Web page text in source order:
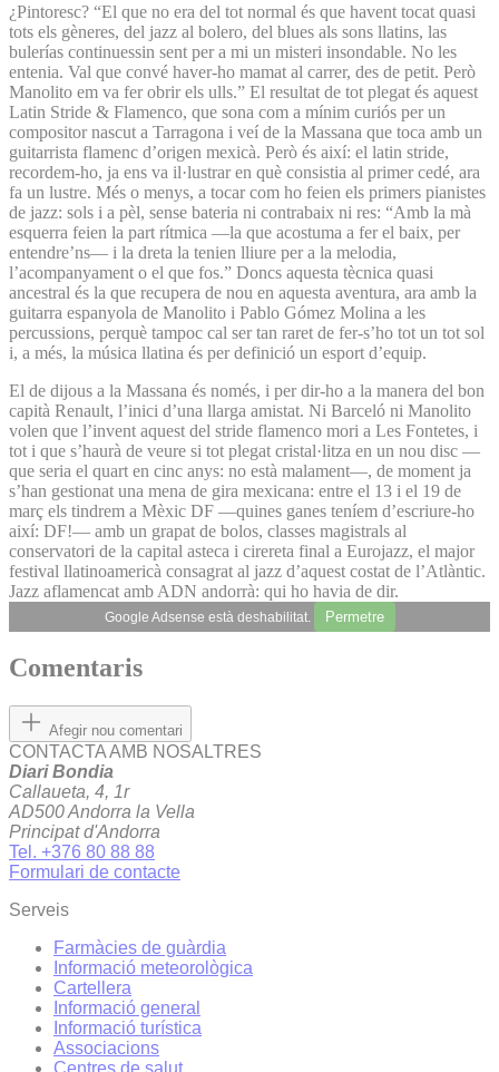
¿Pintoresc? “El que no era del tot normal és que havent tocat quasi
tots els gèneres, del jazz al bolero, del blues als sons llatins, las
bulerías continuessin sent per a mi un misteri insondable. No les
entenia. Val que convé haver-ho mamat al carrer, des de petit. Però
Manolito em va fer obrir els ulls.” El resultat de tot plegat és aquest
Latin Stride & Flamenco, que sona com a mínim curiós per un
compositor nascut a Tarragona i veí de la Massana que toca amb un
guitarrista flamenc d’origen mexicà. Però és així: el latin stride,
recordem-ho, ja ens va il·lustrar en què consistia al primer cedé, ara
fa un lustre. Més o menys, a tocar com ho feien els primers pianistes
de jazz: sols i a pèl, sense bateria ni contrabaix ni res: “Amb la mà
esquerra feien la part rítmica —la que acostuma a fer el baix, per
entendre’ns— i la dreta la tenien lliure per a la melodia,
l’acompanyament o el que fos.” Doncs aquesta tècnica quasi
ancestral és la que recupera de nou en aquesta aventura, ara amb la
guitarra espanyola de Manolito i Pablo Gómez Molina a les
percussions, perquè tampoc cal ser tan raret de fer-s’ho tot un tot sol
i, a més, la música llatina és per definició un esport d’equip.
El de dijous a la Massana és només, i per dir-ho a la manera del bon
capità Renault, l’inici d’una llarga amistat. Ni Barceló ni Manolito
volen que l’invent aquest del stride flamenco mori a Les Fontetes, i
tot i que s’haurà de veure si tot plegat cristal·litza en un nou disc —
que seria el quart en cinc anys: no està malament—, de moment ja
s’han gestionat una mena de gira mexicana: entre el 13 i el 19 de
març els tindrem a Mèxic DF —quines ganes teníem d’escriure-ho
així: DF!— amb un grapat de bolos, classes magistrals al
conservatori de la capital asteca i cirereta final a Eurojazz, el major
festival llatinoamericà consagrat al jazz d’aquest costat de l’Atlàntic.
Jazz aflamencat amb ADN andorrà: qui ho havia de dir.
Google Adsense està deshabilitat. Permetre
Comentaris
Afegir nou comentari
CONTACTA AMB NOSALTRES
Diari Bondia
Callaueta, 4, 1r
AD500 Andorra la Vella
Principat d'Andorra
Tel. +376 80 88 88
Formulari de contacte
Serveis
Farmàcies de guàrdia
Informació meteorològica
Cartellera
Informació general
Informació turística
Associacions